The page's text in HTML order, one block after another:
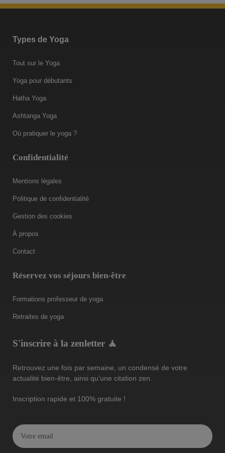
Types de Yoga
Tout sur le Yoga
Yoga pour débutants
Hatha Yoga
Ashtanga Yoga
Où pratiquer le yoga ?
Confidentialité
Mentions légales
Politique de confidentialité
Gestion des cookies
À propos
Contact
Réservez vos séjours bien-être
Formations professeur de yoga
Retraites de yoga
S'inscrire à la zenletter 🧘
Retrouvez une fois par semaine, un condensé de votre
actualité bien-être, ainsi qu’une citation zen.
Inscription rapide et 100% gratuite !